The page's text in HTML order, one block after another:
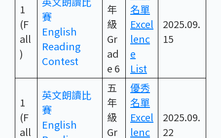
1
(F
all
)
賽
English
Reading
Contest
年
級
Gr
ad
e 6
名單
Excel
lenc
e
List
2025.09.
15
1
(F
all
英文朗讀比
賽
English
五
年
級
Gr
優秀
名單
Excel
lenc
2025.09.
22